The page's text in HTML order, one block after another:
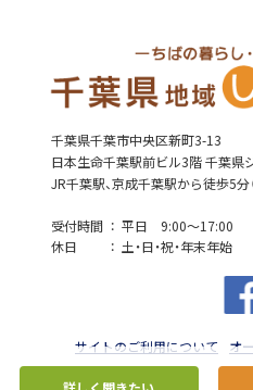
千葉県千葉市中央区新町3-13
日本生命千葉駅前ビル3階 千葉県
JR千葉駅、京成千葉駅から徒歩5分
受付時間
平日 9:00～17:00
休日
土・日・祝・年末年始
サイトのご利用について オ